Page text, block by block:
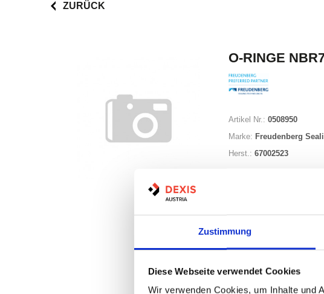
Zustimmung
Diese Webseite verwendet Cookies
Wir verwenden Cookies, um Inhalte und
ZURÜCK
O-RINGE
Artikel Nr.: 0508950
Marke: Freudenberg
Herst.: 67002523
Lager anzeigen
Print